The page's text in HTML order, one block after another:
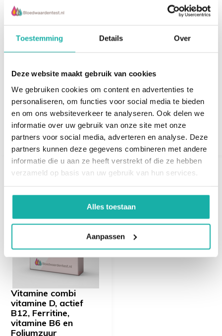
Toestemming Details Over
Deze website maakt gebruik van cookies
We gebruiken cookies om content en advertenties te
personaliseren, om functies voor social media te bieden
en om ons websiteverkeer te analyseren. Ook delen we
informatie over uw gebruik van onze site met onze
partners voor social media, adverteren en analyse. Deze
partners kunnen deze gegevens combineren met andere
informatie die u aan ze heeft verstrekt of die ze hebben
verzameld op basis van uw gebruik van hun services.
Alles toestaan
Aanpassen
Actief Vitamine D
€ 57,-
Transferrine
saturatie
€ 39,-
Vitamine combi
vitamine D, actief
B12, Ferritine,
vitamine B6 en
Foliumzuur